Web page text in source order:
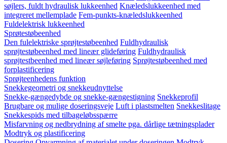
søjlers, fuldt hydraulisk lukkeenhed Knæledslukkeenhed med
integreret mellemplade Fem-punkts-knæledslukkeenhed
Fuldelektrisk lukkeenhed
Sprøtestøbeenhed
Den fulelektriske sprøjtestøbeenhed Fuldhydraulisk
sprøjtestøbeenhed med lineær glideføring Fuldhydraulisk
sprøjtestbeenhed med lineær søjleføring Sprøjtestøbeenhed med
forplastificering
Sprøjteenhedens funktion
Snekkegeometri og snekkeudnyttelse
Snekke-gængedybde og snekke-gængestigning Snekkeprofil
Brugbare og mulige doseringsveje Luft i plastsmelten Snekkeslitage
Snekkespids med tilbageløbsspærre
Misfarvning og nedbrydning af smelte pga. dårlige tætningsplader
Modtryk og plastificering